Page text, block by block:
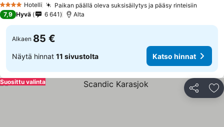
4 Tähtiluokitus
Hotelli Paikan päällä oleva suksisäilytys ja pääsy rinteisiin
7,9 Hyvä 6 641 Alta
Alkaen 85 €
Näytä hinnat 11 sivustolta Katso hinnat
Jaa
Suosittu valinta